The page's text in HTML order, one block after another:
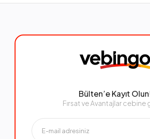
Bülten’e Kayıt
Fırsat ve Avantajlar cebine